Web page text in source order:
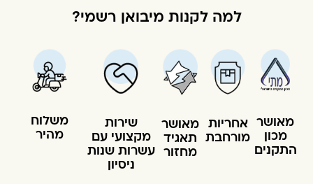
למה לקנות מיבואן רשמי?
מאושר
מכון
התקנים
אחריות
מורחבת
מאושר
תאגיד
מחזור
שירות
מקצועי עם
עשרות שנות
ניסיון
משלוח
מהיר